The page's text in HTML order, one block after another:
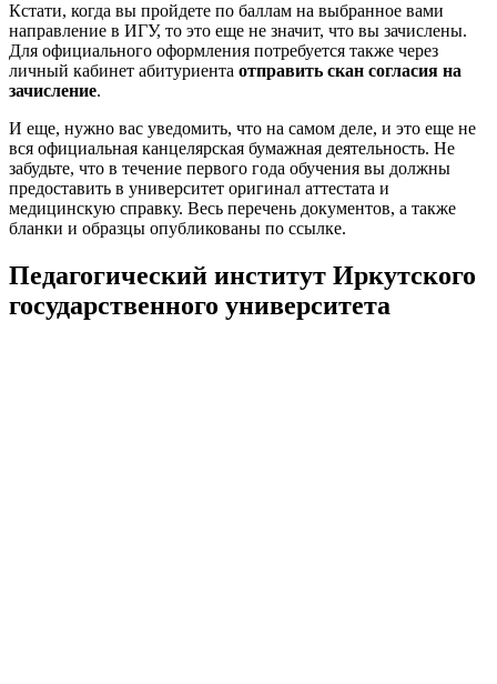
Кстати, когда вы пройдете по баллам на выбранное вами
направление в ИГУ, то это еще не значит, что вы зачислены.
Для официального оформления потребуется также через
личный кабинет абитуриента отправить скан согласия на
зачисление.
И еще, нужно вас уведомить, что на самом деле, и это еще не
вся официальная канцелярская бумажная деятельность. Не
забудьте, что в течение первого года обучения вы должны
предоставить в университет оригинал аттестата и
медицинскую справку. Весь перечень документов, а также
бланки и образцы опубликованы по ссылке.
Педагогический институт Иркутского
государственного университета